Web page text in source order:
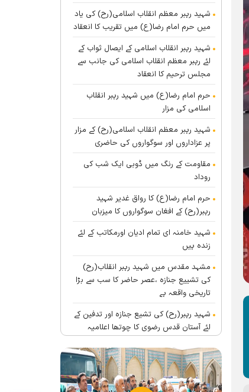
شہید رہبر معظم انقلاب اسلامی(رح) کی یاد
میں حرم امام رضا(ع) میں تقریب کا انعقاد
شہید رہبر انقلاب اسلامی کے ایصال ثواب کے
لئے رہبر معظم انقلاب اسلامی کی جانب سے
مجلس ترحیم کا انعقاد
حرم امام رضا(ع) میں شہید رہبر انقلاب
اسلامی کی مزار
شہید رہبر معظم انقلاب اسلامی(رح) کے مزار
پر عزاداروں اور سوگواروں کی حاضری
مقاومت کے رنگ میں ڈوبی ایک شب کی
روداد
حرم امام رضا(ع) کا رواق غدیر شہید
رہبر(رح) کے افغان سوگواروں کا میزبان
شہید خامنہ ای تمام ادیان اورمکاتب کے لئے
زندہ ہيں
مشہد مقدس میں شہید رہبر انقلاب(رح)
کی تشییع جنازہ ،عصر حاضر کا سب سے بڑا
تاریخی واقعہ ہے
شہید رہبر(رح) کی تشیع جنازہ اور تدفین کے
لئے آستان قدس رضوی کا چوتھا اعلامیہ
حرم امام رضا(ع) میں واقع شہید رہبر(رح)
کے تحائف کا میوزیم اور قرآنی میوزیم کھول
دیا گیا ہے